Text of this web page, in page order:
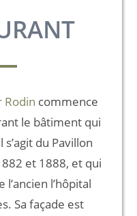
Rodin commence
le bâtiment qui
s’agit du Pavillon
et 1888, et qui
l’ancien l’hôpital
Sa façade est